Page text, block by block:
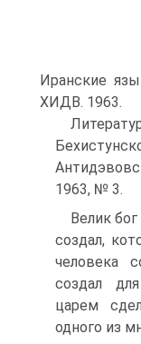
Иранские
ХИДВ. 1963.
1963, № 3.
Велик
создал,
человека
создал
царем
одного из